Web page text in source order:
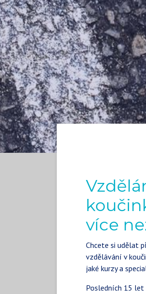
více
Chcete si udělat
vzdělávání v
jaké kurzy a
Posledních 15